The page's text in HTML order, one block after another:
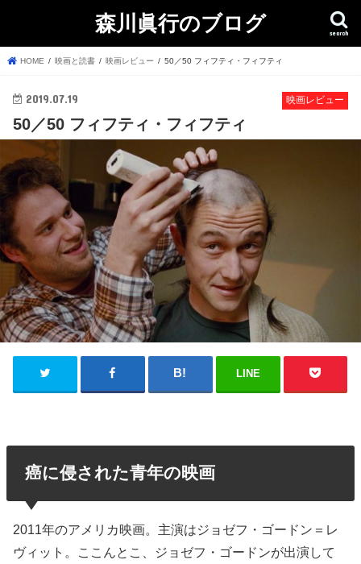
森川眞行のブログ search
HOME 映画と読書 映画レビュー 50／50 フィフティ・フィフティ
映画レビュー
2019.07.19
50／50 フィフティ・フィフティ
LINE
癌に侵された青年の映画
2011年のアメリカ映画。主演はジョゼフ・ゴードン＝レ
ヴィット。ここんとこ、ジョゼフ・ゴードンが出演して